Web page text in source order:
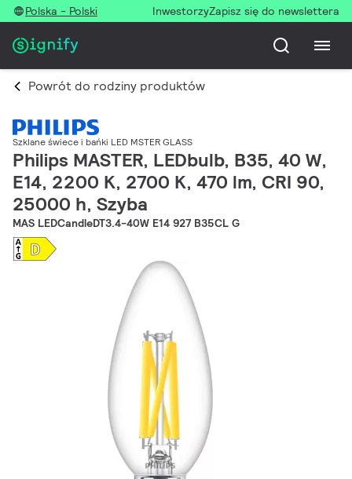
Polska - Polski InwestorzyZapisz się do newslettera
Powrót do rodziny produktów
Szklane świece i bańki LED MSTER GLASS
Philips MASTER, LEDbulb, B35, 40 W,
E14, 2200 K, 2700 K, 470 lm, CRI 90,
25000 h, Szyba
MAS LEDCandleDT3.4-40W E14 927 B35CL G